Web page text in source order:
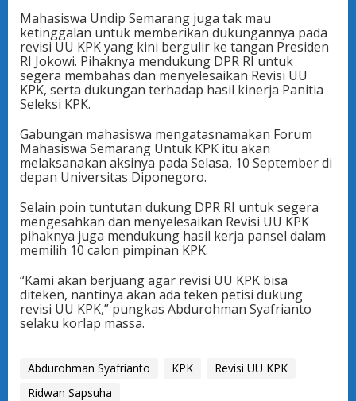
Mahasiswa Undip Semarang juga tak mau
ketinggalan untuk memberikan dukungannya pada
revisi UU KPK yang kini bergulir ke tangan Presiden
RI Jokowi. Pihaknya mendukung DPR RI untuk
segera membahas dan menyelesaikan Revisi UU
KPK, serta dukungan terhadap hasil kinerja Panitia
Seleksi KPK.
Gabungan mahasiswa mengatasnamakan Forum
Mahasiswa Semarang Untuk KPK itu akan
melaksanakan aksinya pada Selasa, 10 September di
depan Universitas Diponegoro.
Selain poin tuntutan dukung DPR RI untuk segera
mengesahkan dan menyelesaikan Revisi UU KPK
pihaknya juga mendukung hasil kerja pansel dalam
memilih 10 calon pimpinan KPK.
“Kami akan berjuang agar revisi UU KPK bisa
diteken, nantinya akan ada teken petisi dukung
revisi UU KPK,” pungkas Abdurohman Syafrianto
selaku korlap massa.
Abdurohman Syafrianto KPK
Revisi UU KPK
Ridwan Sapsuha